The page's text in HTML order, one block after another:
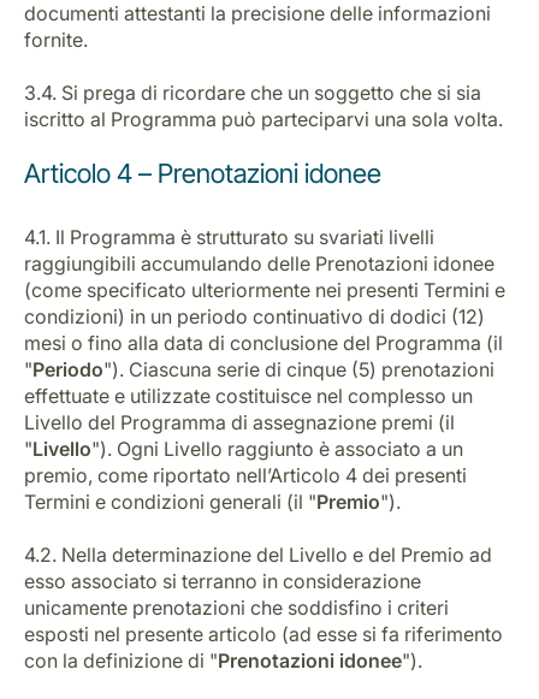
documenti attestanti la precisione delle informazioni
fornite.
3.4. Si prega di ricordare che un soggetto che si sia
iscritto al Programma può parteciparvi una sola volta.
Articolo 4 – Prenotazioni idonee
4.1. Il Programma è strutturato su svariati livelli
raggiungibili accumulando delle Prenotazioni idonee
(come specificato ulteriormente nei presenti Termini e
condizioni) in un periodo continuativo di dodici (12)
mesi o fino alla data di conclusione del Programma (il
"Periodo"). Ciascuna serie di cinque (5) prenotazioni
effettuate e utilizzate costituisce nel complesso un
Livello del Programma di assegnazione premi (il
"Livello"). Ogni Livello raggiunto è associato a un
premio, come riportato nell’Articolo 4 dei presenti
Termini e condizioni generali (il "Premio").
4.2. Nella determinazione del Livello e del Premio ad
esso associato si terranno in considerazione
unicamente prenotazioni che soddisfino i criteri
esposti nel presente articolo (ad esse si fa riferimento
con la definizione di "Prenotazioni idonee").